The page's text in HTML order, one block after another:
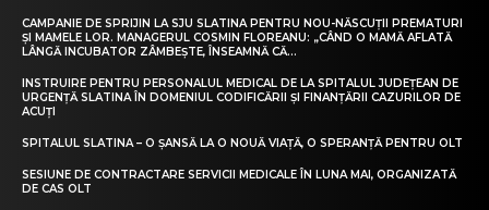
CAMPANIE DE SPRIJIN LA SJU SLATINA PENTRU NOU-NĂSCUȚII PREMATURI
ȘI MAMELE LOR. MANAGERUL COSMIN FLOREANU: „CÂND O MAMĂ AFLATĂ
LÂNGĂ INCUBATOR ZÂMBEȘTE, ÎNSEAMNĂ CĂ...
INSTRUIRE PENTRU PERSONALUL MEDICAL DE LA SPITALUL JUDEȚEAN DE
URGENȚĂ SLATINA ÎN DOMENIUL CODIFICĂRII ȘI FINANȚĂRII CAZURILOR DE
ACUȚI
SPITALUL SLATINA – O ȘANSĂ LA O NOUĂ VIAȚĂ, O SPERANȚĂ PENTRU OLT
SESIUNE DE CONTRACTARE SERVICII MEDICALE ÎN LUNA MAI, ORGANIZATĂ
DE CAS OLT